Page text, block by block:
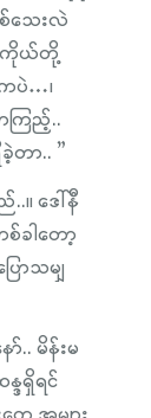
စ်သေးလဲ
ကိုယ်တို့
ပဲ…၊
ြည့်..
ာ.. ”
။ ဒေါ်နီ
ခါတော့
ာသမျှ
.. မိန်းမ
ဒရှိရင်